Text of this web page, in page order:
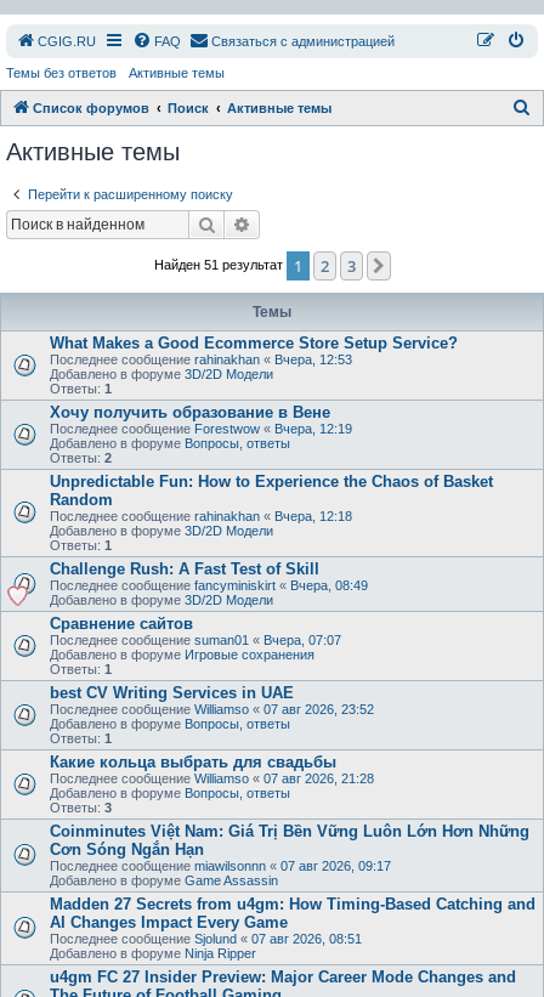
СGIG.RU FAQ Связаться с администрацией
Темы без ответов Активные темы
Список форумов Поиск Активные темы
Активные темы
Перейти к расширенному поиску
Поиск
Найден 51 результат 1 2 3
Темы
What Makes a Good Ecommerce Store Setup Service?
Последнее сообщение rahinakhan « Вчера, 12:53
Добавлено в форуме 3D/2D Модели
Ответы: 1
Хочу получить образование в Вене
Последнее сообщение Forestwow « Вчера, 12:19
Добавлено в форуме Вопросы, ответы
Ответы: 2
Unpredictable Fun: How to Experience the Chaos of Basket
Random
Последнее сообщение rahinakhan « Вчера, 12:18
Добавлено в форуме 3D/2D Модели
Ответы: 1
Challenge Rush: A Fast Test of Skill
Последнее сообщение fancyminiskirt « Вчера, 08:49
Добавлено в форуме 3D/2D Модели
Сравнение сайтов
Последнее сообщение suman01 « Вчера, 07:07
Добавлено в форуме Игровые сохранения
Ответы: 1
best CV Writing Services in UAE
Последнее сообщение Williamso « 07 авг 2026, 23:52
Добавлено в форуме Вопросы, ответы
Ответы: 1
Какие кольца выбрать для свадьбы
Последнее сообщение Williamso « 07 авг 2026, 21:28
Добавлено в форуме Вопросы, ответы
Ответы: 3
Coinminutes Việt Nam: Giá Trị Bền Vững Luôn Lớn Hơn Những
Cơn Sóng Ngắn Hạn
Последнее сообщение miawilsonnn « 07 авг 2026, 09:17
Добавлено в форуме Game Assassin
Madden 27 Secrets from u4gm: How Timing-Based Catching and
AI Changes Impact Every Game
Последнее сообщение Sjolund « 07 авг 2026, 08:51
Добавлено в форуме Ninja Ripper
u4gm FC 27 Insider Preview: Major Career Mode Changes and